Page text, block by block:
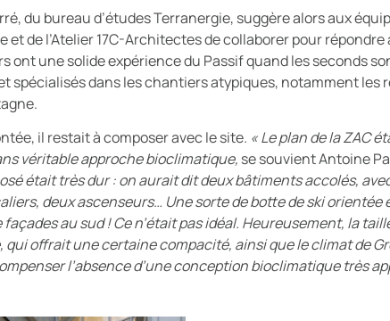
du bureau d’études Terranergie, suggère alors aux
et de l’Atelier 17C-Architectes de collaborer pour répondre
ont une solide expérience du Passif quand les seconds
spécialisés dans les chantiers atypiques, notamment les
il restait à composer avec le site. « Le plan de la ZAC
véritable approche bioclimatique, se souvient Antoine
était très dur : on aurait dit deux bâtiments accolés,
deux ascenseurs… Une sorte de botte de ski orientée
façades au sud ! Ce n’était pas idéal. Heureusement, la
qui offrait une certaine compacité, ainsi que le climat de
l’absence d’une conception bioclimatique très